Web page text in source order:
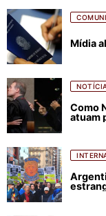
Mídia
Como
atuam